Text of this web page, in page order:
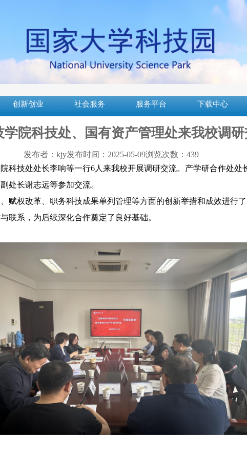
创新创业 社会服务 服务平台 下载中心
学院科技处、国有资产管理处来我校调
发布者：kjy发布时间：2025-05-09浏览次数： 439
科技处处长李响等一行6人来我校开展调研交流。产学研合作处
处长谢志远等参加交流。
赋权改革、职务科技成果单列管理等方面的创新举措和成效进行了
联系，为后续深化合作奠定了良好基础。